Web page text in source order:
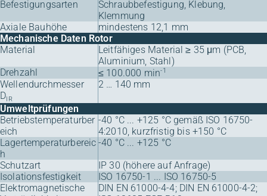
Befestigungsarten
Schraubbefestigung, Klebung,
Klemmung
Axiale Bauhöhe
mindestens 12,1 mm
Mechanische Daten Rotor
Material
Leitfähiges Material ≥ 35 μm (PCB,
Aluminium, Stahl)
Drehzahl
≤ 100.000 min-1
Wellendurchmesser
D IR
2 … 140 mm
Umweltprüfungen
Betriebstemperaturber
eich
-40 °C ... +125 °C gemäß ISO 16750-
4:2010, kurzfristig bis +150 °C
Lagertemperaturbereic
h
-40 °C ... +125 °C
Schutzart
IP 30 (höhere auf Anfrage)
Isolationsfestigkeit
ISO 16750-1 ... ISO 16750-5
Elektromagnetische
DIN EN 61000-4-4; DIN EN 61000-4-2;